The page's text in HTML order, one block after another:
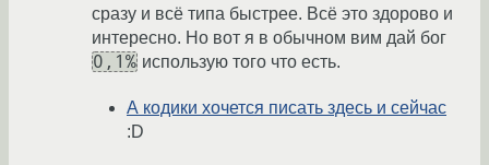
сразу и всё типа быстрее. Всё это здорово и
интересно. Но вот я в обычном вим дай бог
0,1% использую того что есть.
А кодики хочется писать здесь и сейчас
:D